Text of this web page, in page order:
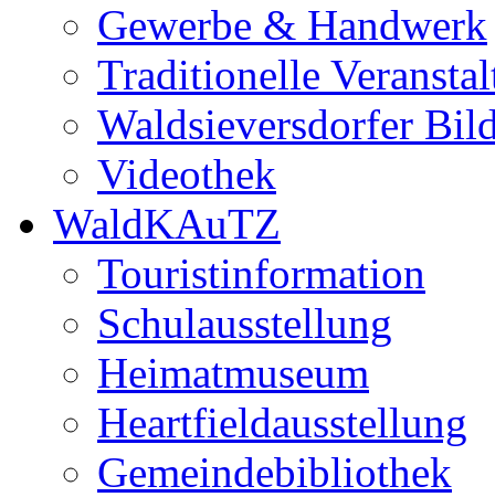
Gewerbe & Handwerk
Traditionelle
Waldsieversdorfer
Videothek
WaldKAuTZ
Touristinformation
Schulausstellung
Heimatmuseum
Heartfieldausstellung
Gemeindebibliothek